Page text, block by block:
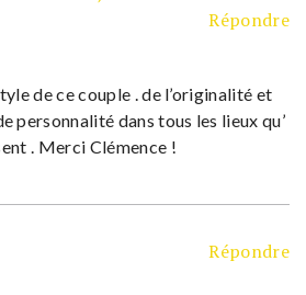
Répondre
de ce couple . de l’originalité et
personnalité dans tous les lieux qu’
. Merci Clémence !
Répondre